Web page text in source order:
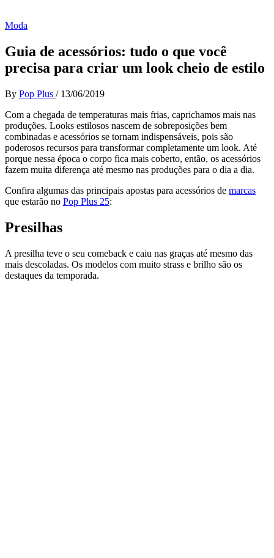
Moda
Guia de acessórios: tudo o que você
precisa para criar um look cheio de estilo
By Pop Plus / 13/06/2019
Com a chegada de temperaturas mais frias, caprichamos mais nas
produções. Looks estilosos nascem de sobreposições bem
combinadas e acessórios se tornam indispensáveis, pois são
poderosos recursos para transformar completamente um look. Até
porque nessa época o corpo fica mais coberto, então, os acessórios
fazem muita diferença até mesmo nas produções para o dia a dia.
Confira algumas das principais apostas para acessórios de marcas
que estarão no Pop Plus 25:
Presilhas
A presilha teve o seu comeback e caiu nas graças até mesmo das
mais descoladas. Os modelos com muito strass e brilho são os
destaques da temporada.